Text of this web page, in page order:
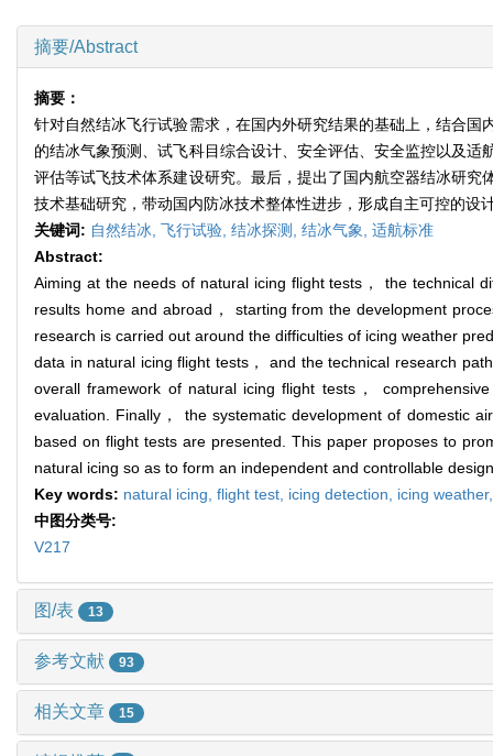
摘要/Abstract
摘要：
针对自然结冰飞行试验需求，在国内外研究结果的基础上，结合
的结冰气象预测、试飞科目综合设计、安全评估、安全监控以及
评估等试飞技术体系建设研究。最后，提出了国内航空器结冰研
技术基础研究，带动国内防冰技术整体性进步，形成自主可控的设
关键词: 自然结冰, 飞行试验, 结冰探测, 结冰气象, 适航标准
Abstract:
Aiming at the needs of natural icing flight tests， the technical
results home and abroad， starting from the development
research is carried out around the difficulties of icing weather
data in natural icing flight tests， and the technical research
overall framework of natural icing flight tests，
evaluation. Finally， the systematic development of domestic
based on flight tests are presented. This paper proposes to
natural icing so as to form an independent and controllable
Key words: natural icing, flight test, icing detection, icing
中图分类号:
V217
图/表 13
参考文献 93
相关文章 15